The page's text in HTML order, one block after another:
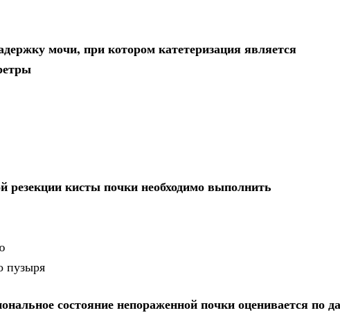
мочи, при котором катетеризация является
резекции кисты почки необходимо выполнить
пузыря
состояние непораженной почки оценивается по